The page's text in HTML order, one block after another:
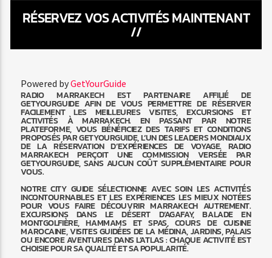
RÉSERVEZ VOS ACTIVITÉS MAINTENANT
//
Powered byGetYourGuide
RADIO MARRAKECH EST PARTENAIRE AFFILIÉ DE
GETYOURGUIDE AFIN DE VOUS PERMETTRE DE RÉSERVER
FACILEMENT LES MEILLEURES VISITES, EXCURSIONS ET
ACTIVITÉS À MARRAKECH. EN PASSANT PAR NOTRE
PLATEFORME, VOUS BÉNÉFICIEZ DES TARIFS ET CONDITIONS
PROPOSÉS PAR GETYOURGUIDE, L’UN DES LEADERS MONDIAUX
DE LA RÉSERVATION D’EXPÉRIENCES DE VOYAGE. RADIO
MARRAKECH PERÇOIT UNE COMMISSION VERSÉE PAR
GETYOURGUIDE, SANS AUCUN COÛT SUPPLÉMENTAIRE POUR
VOUS.
NOTRE CITY GUIDE SÉLECTIONNE AVEC SOIN LES ACTIVITÉS
INCONTOURNABLES ET LES EXPÉRIENCES LES MIEUX NOTÉES
POUR VOUS FAIRE DÉCOUVRIR MARRAKECH AUTREMENT.
EXCURSIONS DANS LE DÉSERT D’AGAFAY, BALADE EN
MONTGOLFIÈRE, HAMMAMS ET SPAS, COURS DE CUISINE
MAROCAINE, VISITES GUIDÉES DE LA MÉDINA, JARDINS, PALAIS
OU ENCORE AVENTURES DANS L’ATLAS : CHAQUE ACTIVITÉ EST
CHOISIE POUR SA QUALITÉ ET SA POPULARITÉ.